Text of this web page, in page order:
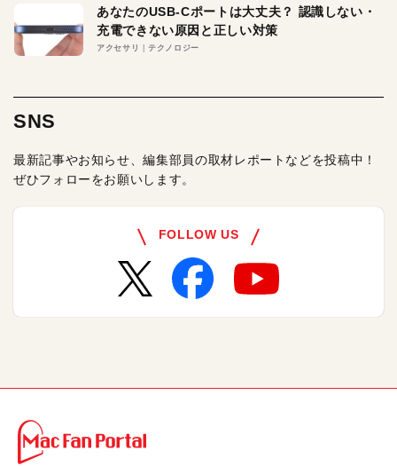
あなたのUSB-Cポートは大丈夫？ 認識しない・
充電できない原因と正しい対策
アクセサリ テクノロジー
SNS
最新記事やお知らせ、編集部員の取材レポートなどを投稿中！
ぜひフォローをお願いします。
FOLLOW US